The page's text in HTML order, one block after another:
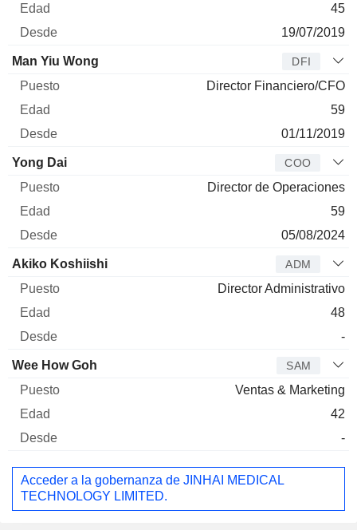
45
19/07/2019
Man Yiu Wong DFI
Director Financiero/CFO
59
01/11/2019
Yong Dai COO
Director de Operaciones
59
05/08/2024
Akiko Koshiishi ADM
Director Administrativo
48
-
Wee How Goh SAM
Ventas & Marketing
42
-
Acceder a la gobernanza de JINHAI MEDICAL
TECHNOLOGY LIMITED.